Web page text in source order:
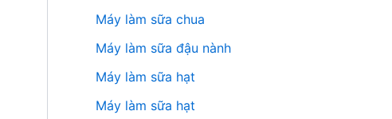
Máy làm sữa chua
Máy làm sữa đậu nành
Máy làm sữa hạt
Máy làm sữa hạt